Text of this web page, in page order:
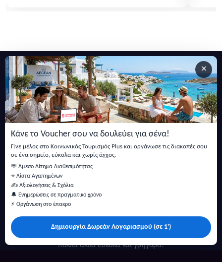
×
Κάνε το Voucher σου να δουλεύει για σένα!
Γίνε μέλος στο Κοινωνικός Τουρισμός Plus και οργάνωσε τις διακοπές σου
σε ένα σημείο, εύκολα και χωρίς άγχος.
💬 Άμεσο Αίτημα Διαθεσιμότητας
⭐ Λίστα Αγαπημένων
✍️ Αξιολογήσεις & Σχόλια
🔔 Ενημερώσεις σε πραγματικό χρόνο
⚡ Οργάνωση στο έπακρο
Δημιουργία Δωρεάν Λογαριασμού (σε 1')
Εγγραφείτε στο newsletter μας
Μείνετε ενημερωμένοι με τις τελευταίες ειδήσεις, ανακοινώσεις
και άρθρα.
πολλά άλλα ευκολα και γρήγορα!